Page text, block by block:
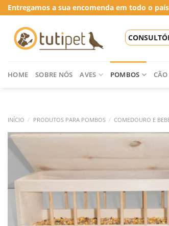
Skip
to
content
Entregamos a sua encomenda em todo o
HOME SOBRE NÓS AVES POMBOS CÃO
INÍCIO / PRODUTOS PARA POMBOS / COMEDOURO E